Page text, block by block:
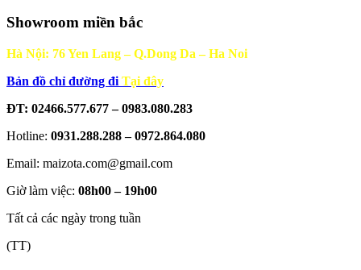
Showroom miền bắc
Hà Nội: 76 Yen Lang – Q.Dong Da – Ha Noi
Bản đồ chỉ đường đi Tại đây
ĐT: 02466.577.677 – 0983.080.283
Hotline: 0931.288.288 – 0972.864.080
Email: maizota.com@gmail.com
Giờ làm việc: 08h00 – 19h00
Tất cả các ngày trong tuần
(TT)